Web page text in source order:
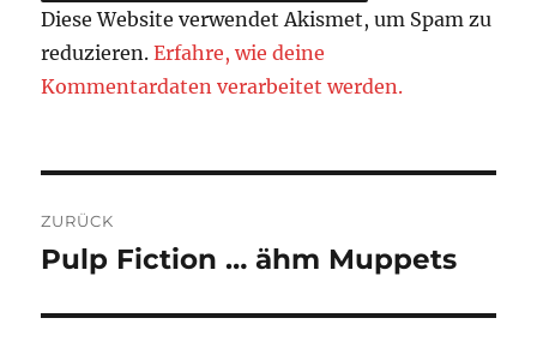
Diese Website verwendet Akismet, um Spam zu
reduzieren.Erfahre, wie deine
Kommentardaten verarbeitet werden.
ZURÜCK
Vorheriger
Pulp Fiction … ähm Muppets